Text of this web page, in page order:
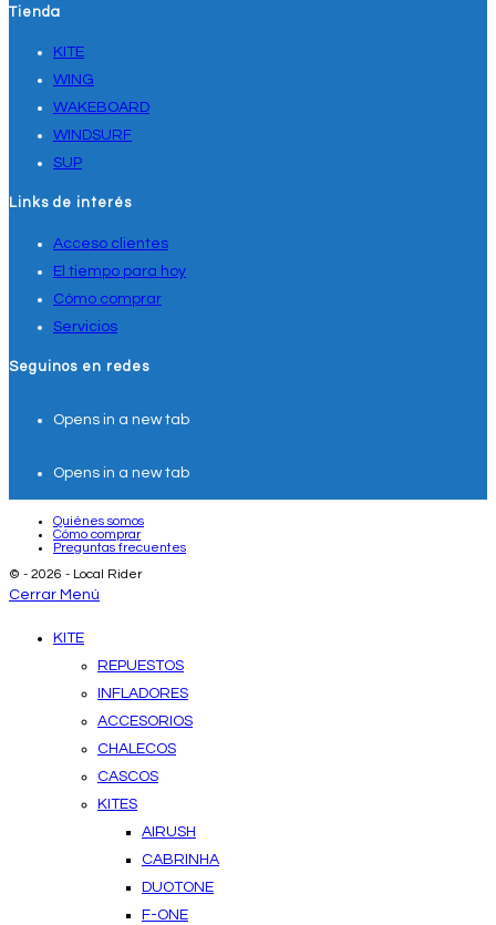
Tienda
KITE
WING
WAKEBOARD
WINDSURF
SUP
Links de interés
Acceso clientes
El tiempo para hoy
Cómo comprar
Servicios
Seguinos en redes
Opens in a new tab
Opens in a new tab
Quiénes somos
Cómo comprar
Preguntas frecuentes
© - 2026 - Local Rider
Cerrar Menú
KITE
REPUESTOS
INFLADORES
ACCESORIOS
CHALECOS
CASCOS
KITES
AIRUSH
CABRINHA
DUOTONE
F-ONE